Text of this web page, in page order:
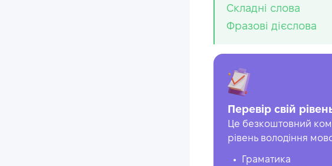
Складні слова
Фразові дієслова
Перевір свій
Це безкоштовний
рівень володіння
Граматика